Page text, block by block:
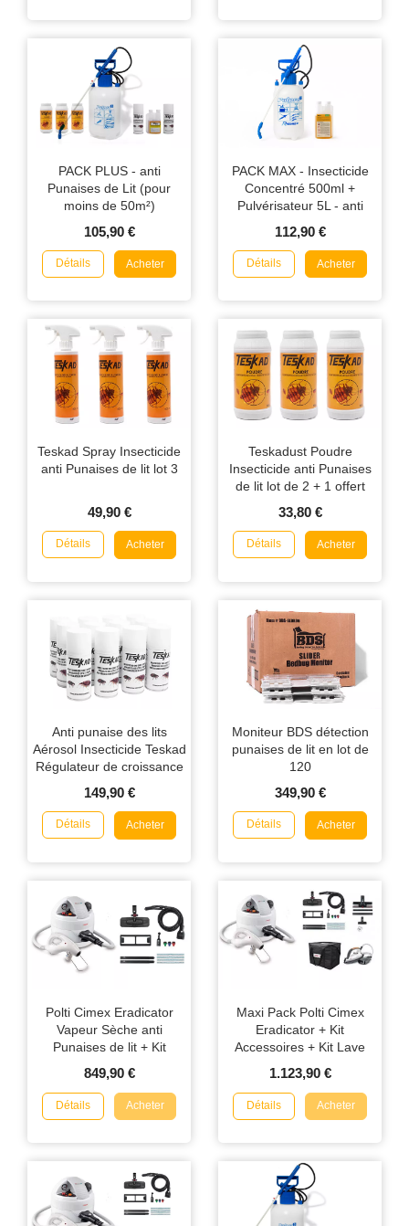
PACK PLUS - anti
Punaises de Lit (pour
moins de 50m²)
105,90 €
Détails Acheter
PACK MAX - Insecticide
Concentré 500ml +
Pulvérisateur 5L - anti
112,90 €
Détails Acheter
Teskad Spray Insecticide
anti Punaises de lit lot 3
49,90 €
Détails Acheter
Teskadust Poudre
Insecticide anti Punaises
de lit lot de 2 + 1 offert
33,80 €
Détails Acheter
Anti punaise des lits
Aérosol Insecticide Teskad
Régulateur de croissance
149,90 €
Détails Acheter
Moniteur BDS détection
punaises de lit en lot de
120
349,90 €
Détails Acheter
Polti Cimex Eradicator
Vapeur Sèche anti
Punaises de lit + Kit
accessoires
849,90 €
Détails Acheter
Maxi Pack Polti Cimex
Eradicator + Kit
Accessoires + Kit Lave
Vitre + Kit Repassage +
Sac de Transport
1.123,90 €
Détails Acheter